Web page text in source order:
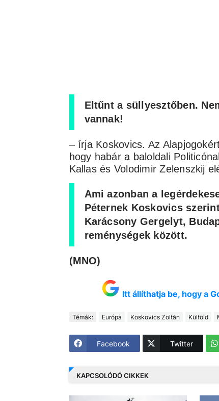
Eltűnt a süllyesztőben.
vannak!
– írja Koskovics. Az
hogy habár a baloldali
Kallas és Volodimir Zelenszkij
Ami azonban a
Péternek Koskovics
Karácsony Gergelyt,
reménységek között.
(MNO)
Itt állíthatja be, hogy a
Témák: Európa Koskovics Zoltán Külföld
Facebook Twitter
KAPCSOLÓDÓ CIKKEK